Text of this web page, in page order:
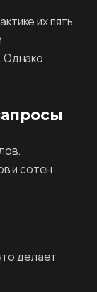
их пять.
Однако
и сотен
делает